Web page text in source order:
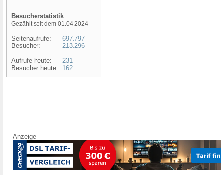
Besucherstatistik
Gezählt seit dem 01.04.2024
Seitenaufrufe:
Besucher:
Aufrufe heute:
Besucher heute:
697.797
213.296
231
162
Anzeige